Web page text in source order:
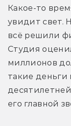
Какое-то
увидит свет.
всё решили
Студия
миллионов
такие
его главной